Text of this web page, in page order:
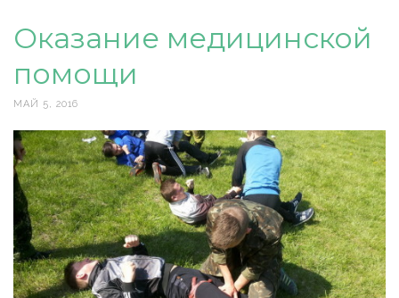
Оказание медицинской
помощи
МАЙ 5, 2016